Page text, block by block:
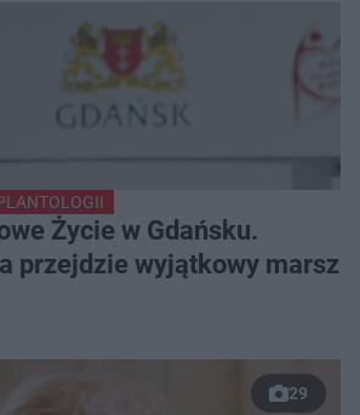
Życie w Gdańsku.
przejdzie wyjątkowy marsz
29